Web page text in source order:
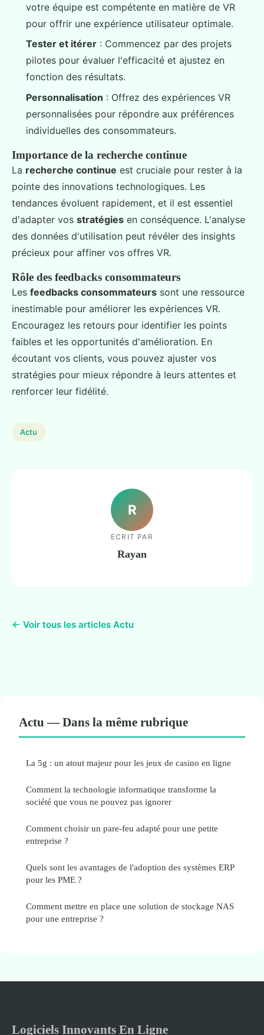
votre équipe est compétente en matière de VR
pour offrir une expérience utilisateur optimale.
Tester et itérer : Commencez par des projets
pilotes pour évaluer l'efficacité et ajustez en
fonction des résultats.
Personnalisation : Offrez des expériences VR
personnalisées pour répondre aux préférences
individuelles des consommateurs.
Importance de la recherche continue
La recherche continue est cruciale pour rester à la
pointe des innovations technologiques. Les
tendances évoluent rapidement, et il est essentiel
d'adapter vos stratégies en conséquence. L'analyse
des données d'utilisation peut révéler des insights
précieux pour affiner vos offres VR.
Rôle des feedbacks consommateurs
Les feedbacks consommateurs sont une ressource
inestimable pour améliorer les expériences VR.
Encouragez les retours pour identifier les points
faibles et les opportunités d'amélioration. En
écoutant vos clients, vous pouvez ajuster vos
stratégies pour mieux répondre à leurs attentes et
renforcer leur fidélité.
Actu
R
ECRIT PAR
Rayan
← Voir tous les articles Actu
Actu — Dans la même rubrique
La 5g : un atout majeur pour les jeux de casino en ligne
Comment la technologie informatique transforme la
société que vous ne pouvez pas ignorer
Comment choisir un pare-feu adapté pour une petite
entreprise ?
Quels sont les avantages de l'adoption des systèmes ERP
pour les PME ?
Comment mettre en place une solution de stockage NAS
pour une entreprise ?
Logiciels Innovants En Ligne